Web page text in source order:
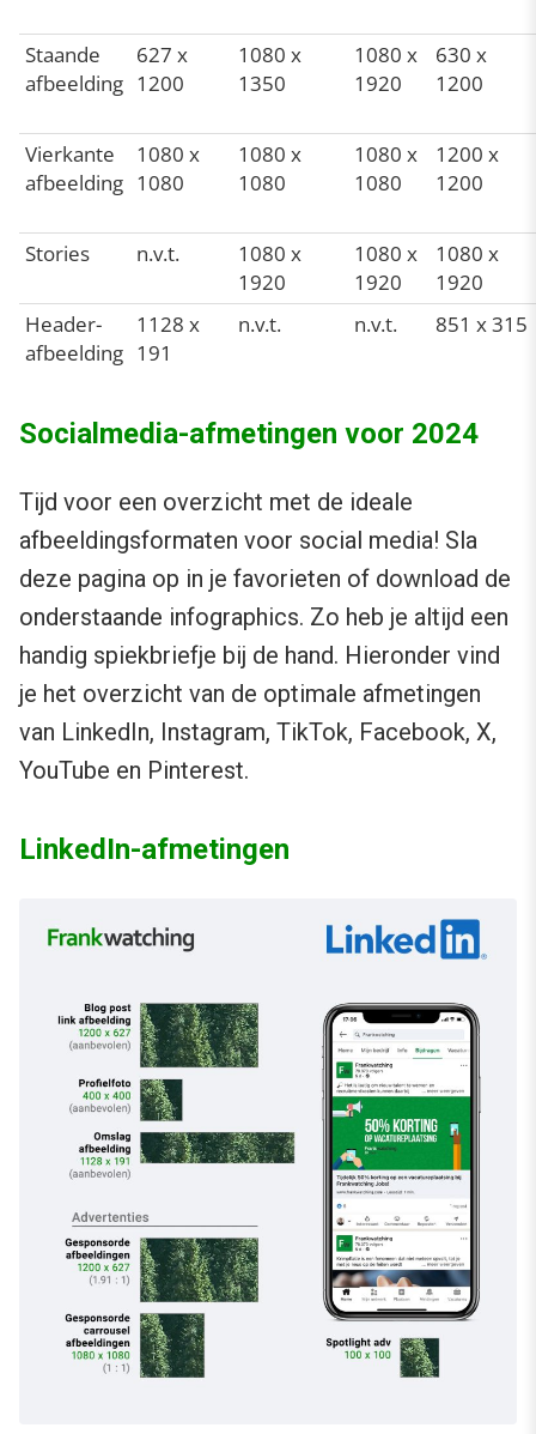
Staande
afbeelding
627 x
1200
1080 x
1350
1080 x
1920
630 x
1200
Vierkante
afbeelding
1080 x
1080
1080 x
1080
1080 x
1080
1200 x
1200
Stories n.v.t.
1080 x
1920
1080 x
1920
1080 x
1920
Header-
afbeelding
1128 x
191
n.v.t. n.v.t. 851 x 315
Socialmedia-afmetingen voor 2024
Tijd voor een overzicht met de ideale
afbeeldingsformaten voor social media! Sla
deze pagina op in je favorieten of download de
onderstaande infographics. Zo heb je altijd een
handig spiekbriefje bij de hand. Hieronder vind
je het overzicht van de optimale afmetingen
van LinkedIn, Instagram, TikTok, Facebook, X,
YouTube en Pinterest.
LinkedIn-afmetingen